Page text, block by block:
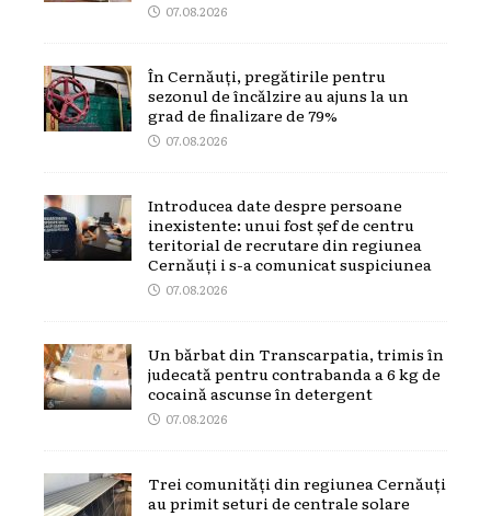
07.08.2026
În Cernăuți, pregătirile pentru
sezonul de încălzire au ajuns la un
grad de finalizare de 79%
07.08.2026
Introducea date despre persoane
inexistente: unui fost șef de centru
teritorial de recrutare din regiunea
Cernăuți i s-a comunicat suspiciunea
07.08.2026
Un bărbat din Transcarpatia, trimis în
judecată pentru contrabanda a 6 kg de
cocaină ascunse în detergent
07.08.2026
Trei comunități din regiunea Cernăuți
au primit seturi de centrale solare